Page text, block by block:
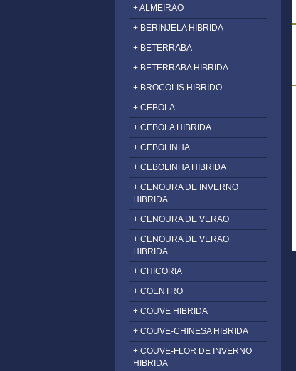
+ ALMEIRAO
+ BERINJELA HIBRIDA
+ BETERRABA
+ BETERRABA HIBRIDA
+ BROCOLIS HIBRIDO
+ CEBOLA
+ CEBOLA HIBRIDA
+ CEBOLINHA
+ CEBOLINHA HIBRIDA
+ CENOURA DE INVERNO
HIBRIDA
+ CENOURA DE VERAO
+ CENOURA DE VERAO
HIBRIDA
+ CHICORIA
+ COENTRO
+ COUVE HIBRIDA
+ COUVE-CHINESA HIBRIDA
+ COUVE-FLOR DE INVERNO
HIBRIDA